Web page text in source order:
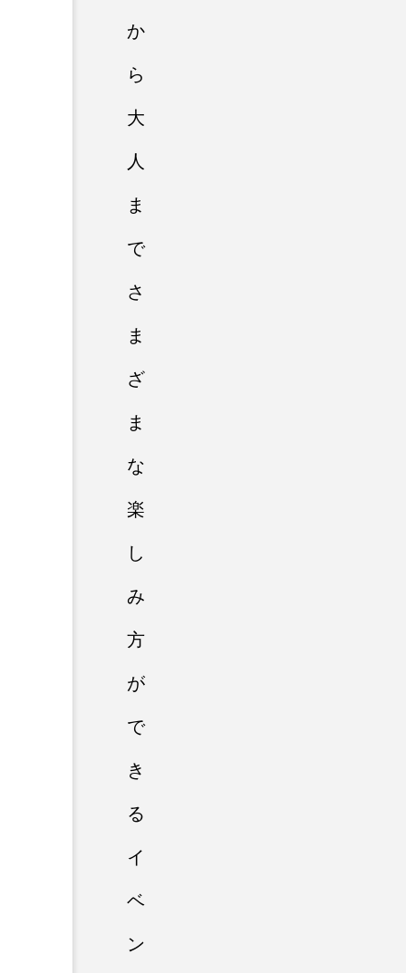
か
ら
大
人
ま
で
さ
ま
ざ
ま
な
楽
し
み
方
が
で
き
る
イ
ベ
ン